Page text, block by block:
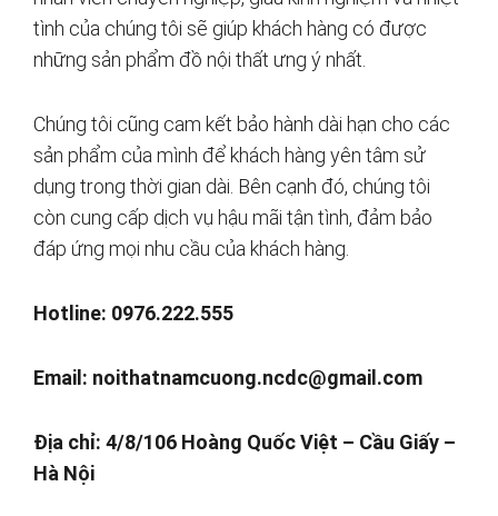
tình của chúng tôi sẽ giúp khách hàng có được
những sản phẩm đồ nội thất ưng ý nhất.
Chúng tôi cũng cam kết bảo hành dài hạn cho các
sản phẩm của mình để khách hàng yên tâm sử
dụng trong thời gian dài. Bên cạnh đó, chúng tôi
còn cung cấp dịch vụ hậu mãi tận tình, đảm bảo
đáp ứng mọi nhu cầu của khách hàng.
Hotline: 0976.222.555
Email: noithatnamcuong.ncdc@gmail.com
Địa chỉ: 4/8/106 Hoàng Quốc Việt – Cầu Giấy –
Hà Nội